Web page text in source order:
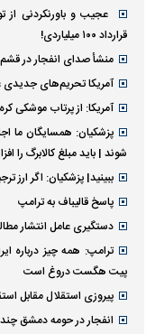
قرارداد ۱۰۰ میلیاردی!
منشأ صدای انفجار در
آمریکا تحریم‌های جدیدی
آمریکا: از پرتاب موشکی
پزشکیان: همسایگان ما
شوند | باید مبلغ کالابرگ را
ببینید| پزشکیان: اگر
پاسخ قالیباف به ترامپ
دستگیری عامل انتشار
ترامپ: همه چیز درباره
پیت هگست دروغ است
پیروزی استقلال مقابل
انفجار در حومه دمشق